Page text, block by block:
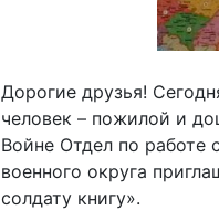
Дорогие друзья!
человек – пожилой и
Войне Отдел по работе
военного округа
солдату книгу».